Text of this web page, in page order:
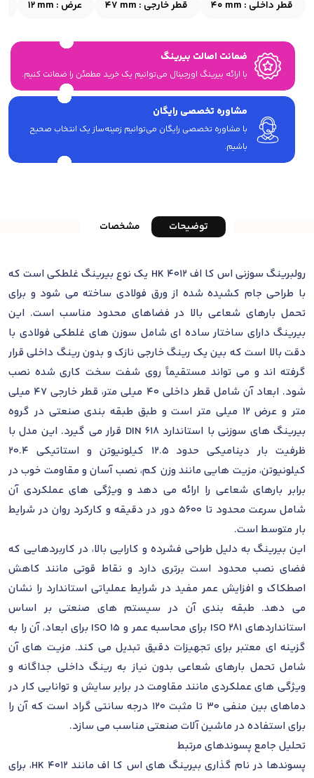
قطر داخلی : 40 mm قطر خارجی : 47 mm عرض : 12 mm
ضمانت اصالت بیرینگ
با ارائه بیرینگ اورجینال می‎‌توانیم یک خرید مطمئن را ضمانت کنیم.
مشاوره تخصصی رایگان
با مشاوره تخصصی رایگان می‌توانیم زمینه‌ساز یک انتخاب صحیح
باشیم.
توضیحات مشخصات
رولبرینگ سوزنی اس کا اف HK 4012 یک نوع بیرینگ غلطکی است که
با طراحی جام کشیده شده از ورق فولادی ساخته می شود و برای
تحمل بارهای شعاعی بالا در فضاهای محدود مناسب است. این
بیرینگ دارای ساختار ساده ای شامل سوزن های غلطکی فولادی با
دقت بالا است که بین یک رینگ خارجی نازک و بدون رینگ داخلی قرار
گرفته اند و می تواند مستقیماً روی شفت سخت کاری شده نصب
شود. ابعاد آن شامل قطر داخلی 40 میلی متر، قطر خارجی 47 میلی
متر و عرض 12 میلی متر است و طبق طبقه بندی صنعتی در گروه
بیرینگ های سوزنی با استاندارد DIN 618 قرار می گیرد. این مدل با
ظرفیت بار دینامیکی حدود 12.5 کیلونیوتن و استاتیکی 20.4
کیلونیوتن، مزیت هایی مانند وزن کم، نصب آسان و مقاومت خوب در
برابر بارهای شعاعی را ارائه می دهد و ویژگی های عملکردی آن
شامل سرعت محدود تا 5600 دور در دقیقه و کارکرد روان در شرایط
بار متوسط است.
این بیرینگ به دلیل طراحی فشرده و کارایی بالا، در کاربردهایی که
فضای نصب محدود است برتری دارد و نقاط قوتی مانند کاهش
اصطکاک و افزایش عمر مفید در شرایط عملیاتی استاندارد را نشان
می دهد. طبقه بندی آن در سیستم های صنعتی بر اساس
استانداردهای ISO 281 برای محاسبه عمر و ISO 15 برای ابعاد، آن را به
گزینه ای معتبر برای تجهیزات دقیق تبدیل می کند. مزیت های آن
شامل تحمل بارهای شعاعی بدون نیاز به رینگ داخلی جداگانه و
ویژگی های عملکردی مانند مقاومت در برابر سایش و توانایی کار در
دماهای بین منفی 30 تا مثبت 120 درجه سانتی گراد است که آن را
برای استفاده در ماشین آلات صنعتی مناسب می سازد.
تحلیل جامع پسوندهای مرتبط
پسوندها در نام گذاری بیرینگ های اس کا اف مانند HK 4012، برای